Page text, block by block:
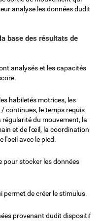
analyse les données dudit
base des résultats de
analysés et les capacités
habiletés motrices, les
continues, le temps requis
du mouvement, la
et de l'œil, la coordination
l'oeil avec le pied.
pour stocker les données
permet de créer le stimulus.
provenant dudit dispositif